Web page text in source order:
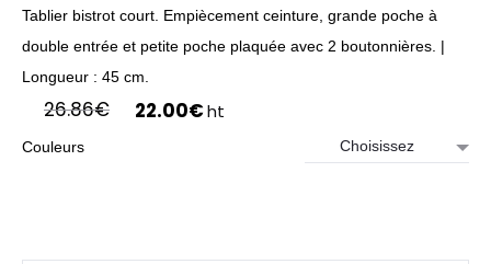
Tablier bistrot court. Empiècement ceinture, grande poche à
double entrée et petite poche plaquée avec 2 boutonnières. |
Longueur : 45 cm.
26.86€ 22.00€ Le
ht
Couleurs